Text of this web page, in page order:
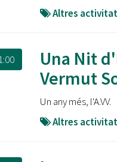
Altres
Una Nit
Vermut
Un any més, l'A.VV.
Altres